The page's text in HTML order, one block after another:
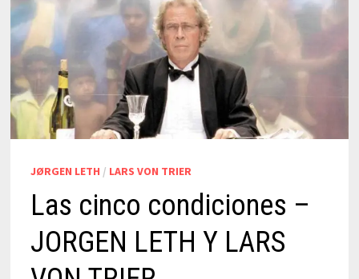
JØRGEN LETH / LARS VON TRIER
Las cinco condiciones –
JORGEN LETH Y LARS